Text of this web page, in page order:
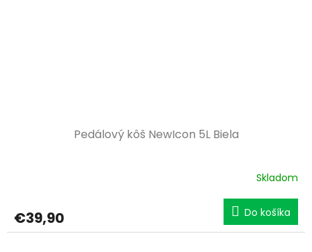
Pedálový kôš NewIcon 5L Biela
Skladom
€39,90 Do košíka